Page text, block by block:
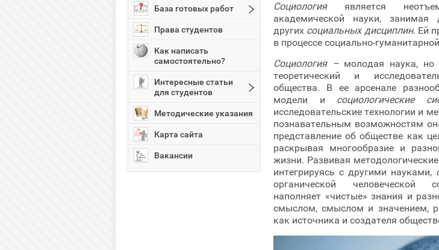
База готовых работ
Права студентов
Как написать
самостоятельно?
Интересные статьи
для студентов
Методические указания
Карта сайта
Вакансии
Социологияявляется
академической науки, занимая
других социальных дисциплин. Ей
в процессе социально-
Социология –молодая наука, но
теоретический и
общества. В ее арсенале
модели и социологические
исследовательские технологии и
познавательным возможностям
представление об обществе как
раскрывая многообразие и
жизни. Развивая
интегрируясь с другими науками,
органической человеческой
наполняет «чистые» знания и
смыслом, смыслом и значением,
как источника и создателя